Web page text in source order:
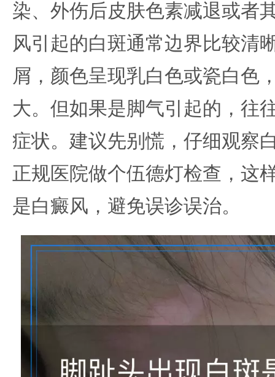
染、外伤后皮肤色素减退或者
风引起的白斑通常边界比较清
屑，颜色呈现乳白色或瓷白色
大。但如果是脚气引起的，往
症状。建议先别慌，仔细观察
正规医院做个伍德灯检查，这
是白癜风，避免误诊误治。